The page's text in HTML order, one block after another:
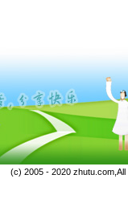
(c) 2005 - 2020